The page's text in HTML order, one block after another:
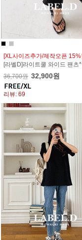
[XL사이즈추가/제작오픈 15%
[라벨D]라이트쿨 와이드 팬츠
36,700원 32,900원
리뷰: 69